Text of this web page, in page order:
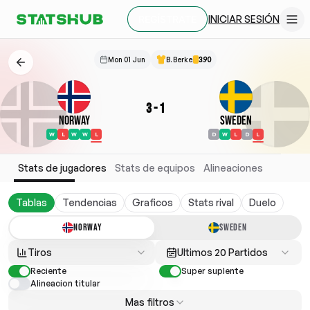
INICIAR SESIÓN
Mon 01 Jun B. Berke 3.90
Norway
W L W W L
3-1
Sweden
D W L D L
Stats de jugadores Stats de equipos Alineaciones
Tablas Tendencias Graficos Stats rival Duelo
NORWAY SWEDEN
Tiros Ultimos 20 Partidos
Reciente
Super suplente
Alineacion titular
Mas filtros